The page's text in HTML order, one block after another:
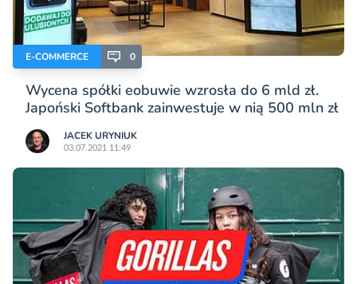
E-COMMERCE 0
Wycena spółki eobuwie wzrosła do 6 mld zł.
Japoński Softbank zainwestuje w nią 500 mln zł
JACEK URYNIUK
03.07.2021 11:49